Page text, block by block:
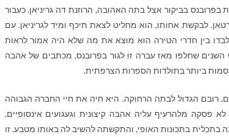
בביקור אצל בתה האהובה, הרוזנת דה גריניאן. כעבור
לבקשת אחותו, הוא מחליט לצאת תיכף ומיד לגריניאן. עם
בין חדרי הטירה הוא מוצא את מה שלא היה אמור לראות
שחלפו מאז עברה זו לגור בפרובנס, מכתבים של אהבה
ביותר בתולדות הספרות הצרפתית.
רובם הגדול לבתה הרחוקה. היא חיה את חיי החברה הגבוהה
מלהרעיף עליה אהבה קיצונית וגעגועים אינסופיים.
בתכונות האופי, והתקשתה להשיב לה באותו מטבע. זו